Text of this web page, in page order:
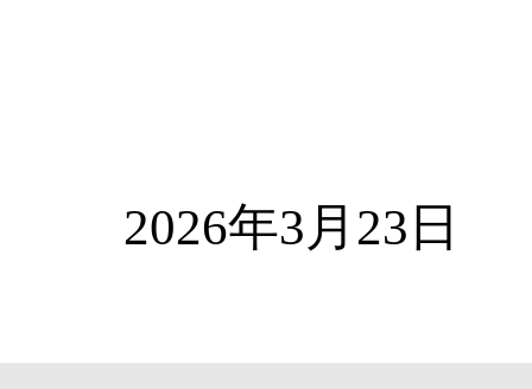
2026年3 月 23 日